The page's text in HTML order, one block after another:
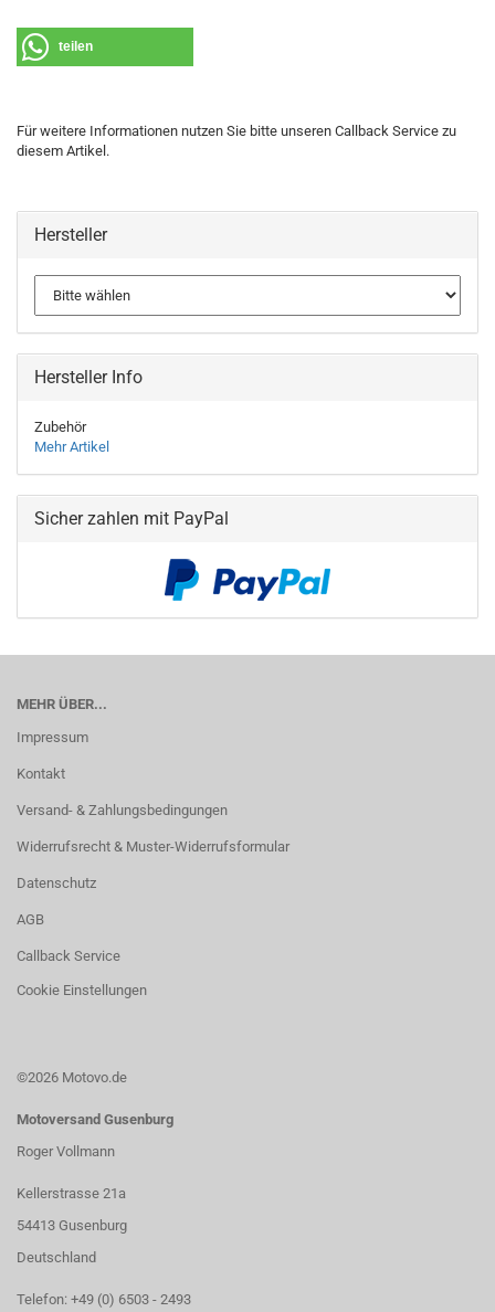
teilen
Für weitere Informationen nutzen Sie bitte unseren Callback Service zu
diesem Artikel.
Hersteller
Hersteller Info
Zubehör
Mehr Artikel
Sicher zahlen mit PayPal
MEHR ÜBER...
Impressum
Kontakt
Versand- & Zahlungsbedingungen
Widerrufsrecht & Muster-Widerrufsformular
Datenschutz
AGB
Callback Service
Cookie Einstellungen
©2026 Motovo.de
Motoversand Gusenburg
Roger Vollmann
Kellerstrasse 21a
54413 Gusenburg
Deutschland
Telefon: +49 (0) 6503 - 2493